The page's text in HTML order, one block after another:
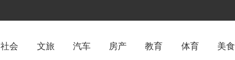
社会 文旅 汽车 房产 教育 体育 美食